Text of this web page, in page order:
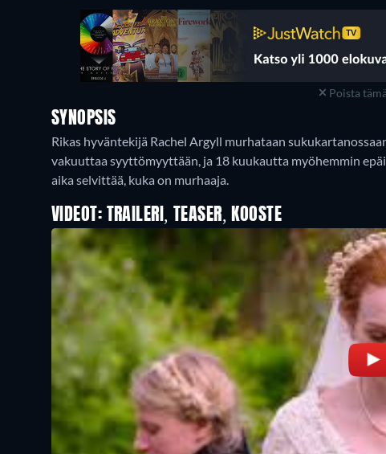
Poista
SYNOPSIS
Rikas hyväntekijä Rachel Argyll murhataan
vakuuttaa syyttömyyttään, ja 18 kuukautta myöhemmin
aika selvittää, kuka on murhaaja.
VIDEOT: TRAILERI, TEASER, KOOSTE